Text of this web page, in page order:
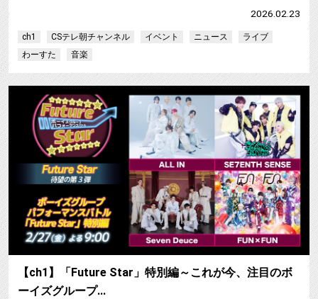
2026.02.23
ch1 CSテレ朝チャンネル イベント ニュース
ライブ
わーすた
音楽
【ch1】「Future Star」特別編～これが今、注目のボ
ーイズグループ…